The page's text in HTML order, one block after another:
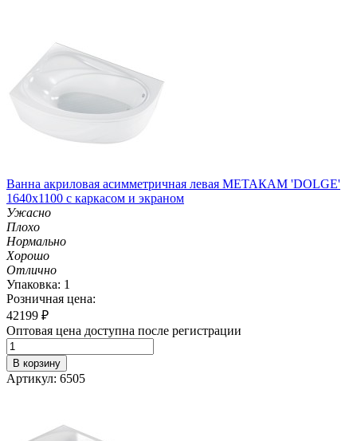
Ванна акриловая асимметричная левая МЕТАКАМ 'DOLGE'
1640х1100 с каркасом и экраном
Ужасно
Плохо
Нормально
Хорошо
Отлично
Упаковка: 1
Розничная цена:
42199 ₽
Оптовая цена доступна после регистрации
В корзину
Артикул: 6505